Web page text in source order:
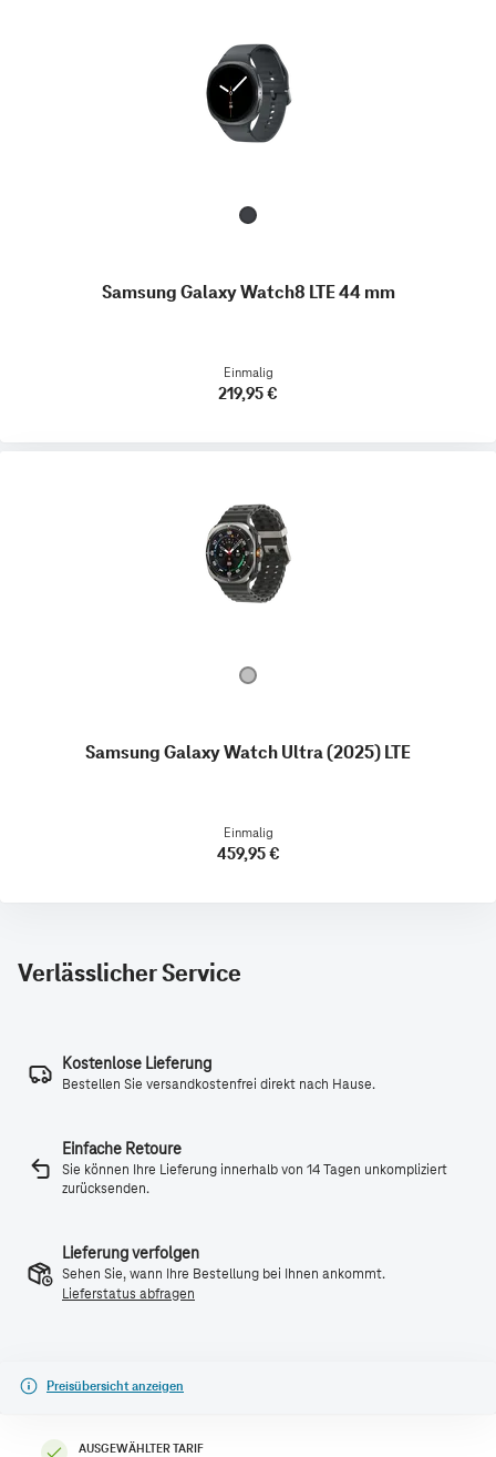
Samsung Galaxy Watch8 LTE 44 mm
Einmalig
219,95 €
Samsung Galaxy Watch Ultra (2025) LTE
Einmalig
459,95 €
Verlässlicher Service
Kostenlose Lieferung
Bestellen Sie versandkostenfrei direkt nach Hause.
Einfache Retoure
Sie können Ihre Lieferung innerhalb von 14 Tagen unkompliziert
zurücksenden.
Lieferung verfolgen
Sehen Sie, wann Ihre Bestellung bei Ihnen ankommt.
Lieferstatus abfragen
Preisübersicht anzeigen
AUSGEWÄHLTER TARIF